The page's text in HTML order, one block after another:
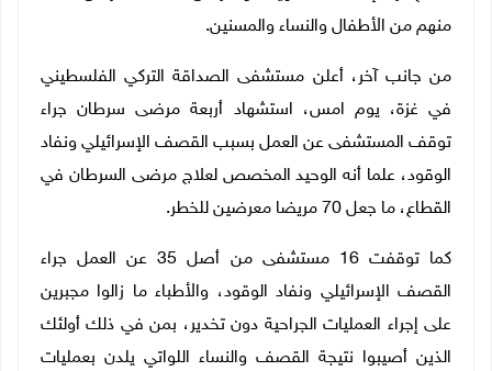
منهم من الأطفال والنساء والمسنين.
من جانب آخر، أعلن مستشفى الصداقة التركي الفلسطيني
في غزة، يوم امس، استشهاد أربعة مرضى سرطان جراء
توقف المستشفى عن العمل بسبب القصف الإسرائيلي ونفاد
الوقود، علما أنه الوحيد المخصص لعلاج مرضى السرطان في
القطاع، ما جعل 70 مريضا معرضين للخطر
.
كما توقفت 16 مستشفى من أصل 35 عن العمل جراء
القصف الإسرائيلي ونفاد الوقود، والأطباء ما زالوا مجبرين
على إجراء العمليات الجراحية دون تخدير، بمن في ذلك أولئك
الذين أصيبوا نتيجة القصف والنساء اللواتي يلدن بعمليات